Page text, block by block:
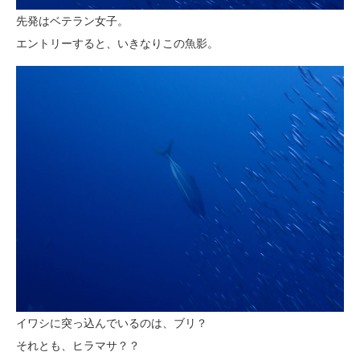
先発はベテラン女子。
エントリーすると、いきなりこの魚影。
イワシに突っ込んでいるのは、ブリ？
それとも、ヒラマサ？？